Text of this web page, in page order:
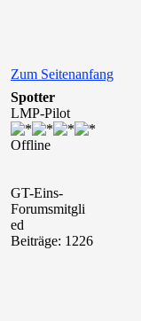
Zum Seitenanfang
Spotter
LMP-Pilot
Offline
GT-Eins-
Forumsmitgli
ed
Beiträge: 1226